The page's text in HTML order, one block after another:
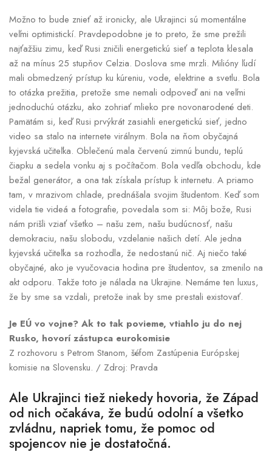
Možno to bude znieť až ironicky, ale Ukrajinci sú momentálne
veľmi optimistickí. Pravdepodobne je to preto, že sme prežili
najťažšiu zimu, keď Rusi zničili energetickú sieť a teplota klesala
až na mínus 25 stupňov Celzia. Doslova sme mrzli. Milióny ľudí
mali obmedzený prístup ku kúreniu, vode, elektrine a svetlu. Bola
to otázka prežitia, pretože sme nemali odpoveď ani na veľmi
jednoduchú otázku, ako zohriať mlieko pre novonarodené deti.
Pamätám si, keď Rusi prvýkrát zasiahli energetickú sieť, jedno
video sa stalo na internete virálnym. Bola na ňom obyčajná
kyjevská učiteľka. Oblečenú mala červenú zimnú bundu, teplú
čiapku a sedela vonku aj s počítačom. Bola vedľa obchodu, kde
bežal generátor, a ona tak získala prístup k internetu. A priamo
tam, v mrazivom chlade, prednášala svojim študentom. Keď som
videla tie videá a fotografie, povedala som si: Môj bože, Rusi
nám prišli vziať všetko – našu zem, našu budúcnosť, našu
demokraciu, našu slobodu, vzdelanie našich detí. Ale jedna
kyjevská učiteľka sa rozhodla, že nedostanú nič. Aj niečo také
obyčajné, ako je vyučovacia hodina pre študentov, sa zmenilo na
akt odporu. Takže toto je nálada na Ukrajine. Nemáme ten luxus,
že by sme sa vzdali, pretože inak by sme prestali existovať.
Je EÚ vo vojne? Ak to tak povieme, vtiahlo ju do nej
Rusko, hovorí zástupca eurokomisie
Z rozhovoru s Petrom Stanom, šéfom Zastúpenia Európskej
komisie na Slovensku. / Zdroj: Pravda
Ale Ukrajinci tiež niekedy hovoria, že Západ
od nich očakáva, že budú odolní a všetko
zvládnu, napriek tomu, že pomoc od
spojencov nie je dostatočná.